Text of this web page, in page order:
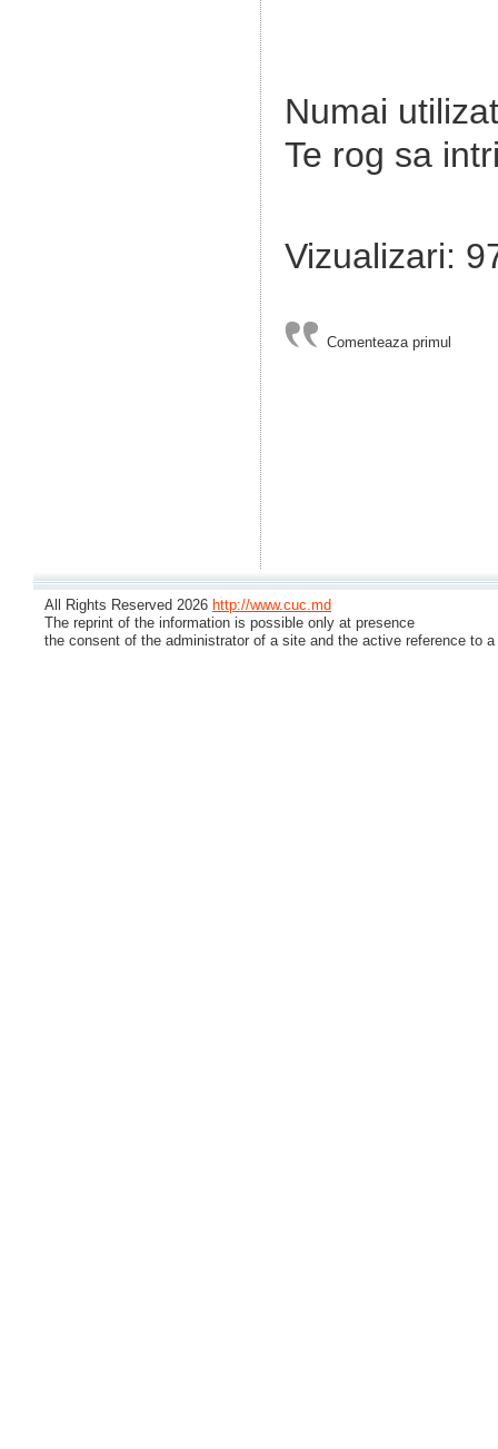
Numai
Te rog sa
Vizualizari:
Comenteaza primul
All Rights Reserved 2026 http://www.cuc.md
The reprint of the information is possible only at presence
the consent of the administrator of a site and the active reference to